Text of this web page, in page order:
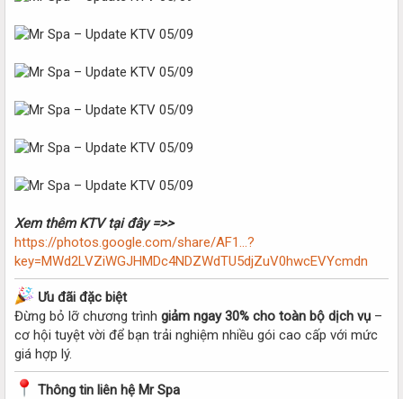
Xem thêm KTV tại đây =>>
https://photos.google.com/share/AF1...?
key=MWd2LVZiWGJHMDc4NDZWdTU5djZuV0hwcEVYcmdn
Ưu đãi đặc biệt
Đừng bỏ lỡ chương trình giảm ngay 30% cho toàn bộ dịch vụ –
cơ hội tuyệt vời để bạn trải nghiệm nhiều gói cao cấp với mức
giá hợp lý.
Thông tin liên hệ Mr Spa